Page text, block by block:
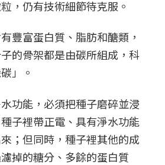
，仍有技術細節待克服。
豐富蛋白質、脂肪和醣類，
的骨架都是由碳所組成，科
」。
功能，必須把種子磨碎並浸
子裡帶正電、具有淨水功能
；但同時，種子裡其他的成
掉的糖分、多餘的蛋白質